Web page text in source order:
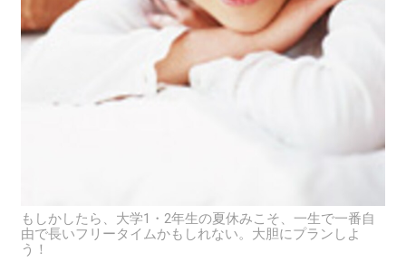
もしかしたら、大学1・2年生の夏休みこそ、一生で一番自
由で長いフリータイムかもしれない。大胆にプランしよ
う！